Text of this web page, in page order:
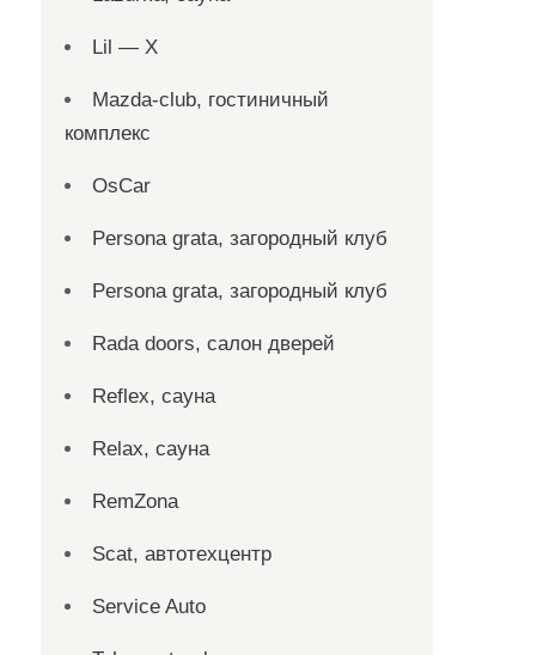
Lil — X
Mazda-club, гостиничный
комплекс
OsCar
Persona grata, загородный клуб
Persona grata, загородный клуб
Rada doors, салон дверей
Reflex, сауна
Relax, сауна
RemZona
Scat, автотехцентр
Service Auto